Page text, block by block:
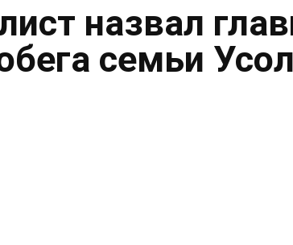
назвал
семьи